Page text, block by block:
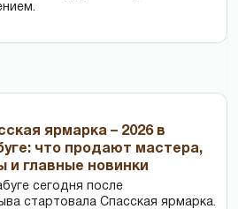
ярмарка – 2026 в
что продают мастера,
и главные новинки
сегодня после
стартовала Спасская ярмарка.